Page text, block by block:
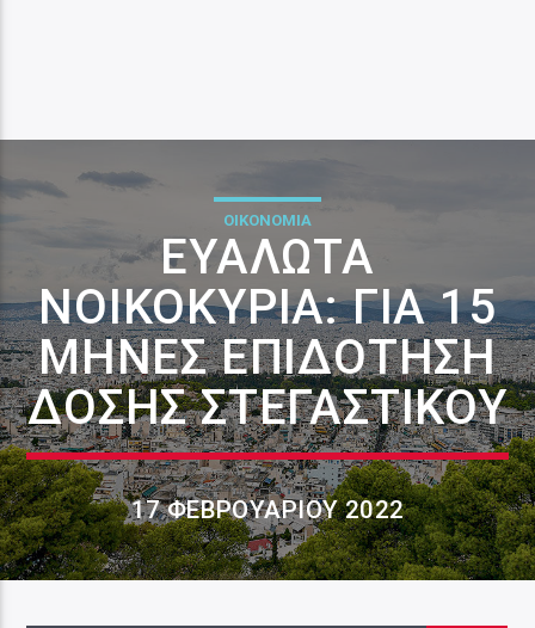
ΟΙΚΟΝΟΜΙΑ
ΕΥΆΛΩΤΑ
ΝΟΙΚΟΚΥΡΙΆ: ΓΙΑ 15
ΜΉΝΕΣ ΕΠΙΔΌΤΗΣΗ
ΔΌΣΗΣ ΣΤΕΓΑΣΤΙΚΟΎ
17 ΦΕΒΡΟΥΑΡΊΟΥ 2022